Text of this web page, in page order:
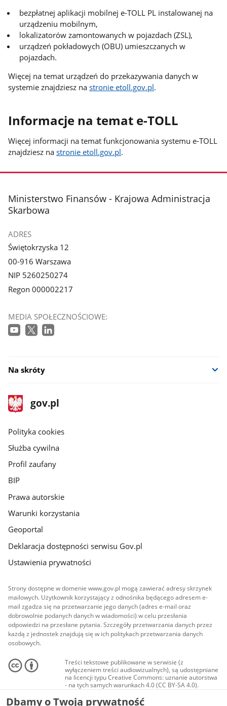
bezpłatnej aplikacji mobilnej e-TOLL PL instalowanej na
urządzeniu mobilnym,
lokalizatorów zamontowanych w pojazdach (ZSL),
urządzeń pokładowych (OBU) umieszczanych w
pojazdach.
Więcej na temat urządzeń do przekazywania danych w
systemie znajdziesz nastronie etoll.gov.pl.
Informacje na temat e-TOLL
Więcej informacji na temat funkcjonowania systemu e-TOLL
znajdziesz nastronie etoll.gov.pl.
stopka
Ministerstwo Finansów - Krajowa Administracja
Skarbowa
ADRES
Świętokrzyska 12
00-916 Warszawa
NIP 5260250274
Regon 000002217
MEDIA SPOŁECZNOŚCIOWE:
Na skróty
stopka
gov.pl
Strona
gov.pl
gov.pl
Polityka cookies
Służba cywilna
Profil zaufany
BIP
Prawa autorskie
Warunki korzystania
Geoportal
Deklaracja dostępności serwisu Gov.pl
Ustawienia prywatności
Strony dostępne w domenie www.gov.pl mogą zawierać adresy skrzynek
mailowych. Użytkownik korzystający z odnośnika będącego adresem e-
mail zgadza się na przetwarzanie jego danych (adres e-mail oraz
dobrowolnie podanych danych w wiadomości) w celu przesłania
odpowiedzi na przesłane pytania. Szczegóły przetwarzania danych przez
każdą z jednostek znajdują się w ich politykach przetwarzania danych
osobowych.
Treści tekstowe publikowane w serwisie (z
wyłączeniem treści audiowizualnych), są udostępniane
na licencji typu Creative Commons: uznanie autorstwa
- na tych samych warunkach 4.0 (CC BY-SA 4.0).
Materiały audiowizualne, w tym zdjęcia, materiały
audio i wideo, są udostępniane na licencji typu
Dbamy o Twoją prywatność